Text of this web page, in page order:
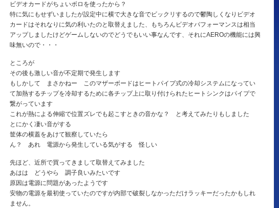
ビデオカードがちょいボロを使ったから？
特に気にもせずいましたが設定中に横で大きな音でビックリするので鬱陶しくなりビデオ
カードはそれなりに気の利いたのと取替えました、もちろんビデオパフォーマンスは相当
アップしましたけどゲームしないのでどうでもいい事なんです、それにAEROの機能には興
味無いので・・・
ところが
その後も激しい音が不定期で発生します
もしかして まさかねー このマザーボードはヒートパイプ式の冷却システムになってい
て加熱するチップを冷却するために各チップ上に取り付けられたヒートシンクはパイプで
繋がっています
これが熱による伸縮で位置ズレでも起こすときの音かな？ と考えてみたりもしました
とにかく凄い音がする
筐体の横蓋をあけて観察していたら
ん？ あれ 電源から発生している気がする 怪しい
先ほど、近所で買ってきまして取替えてみました
あはは どうやら 調子良いみたいです
原因は電源に問題があったようです
安物の電源を最初使っていたのですが内部で破裂しなかっただけラッキーだったかもしれ
ません。